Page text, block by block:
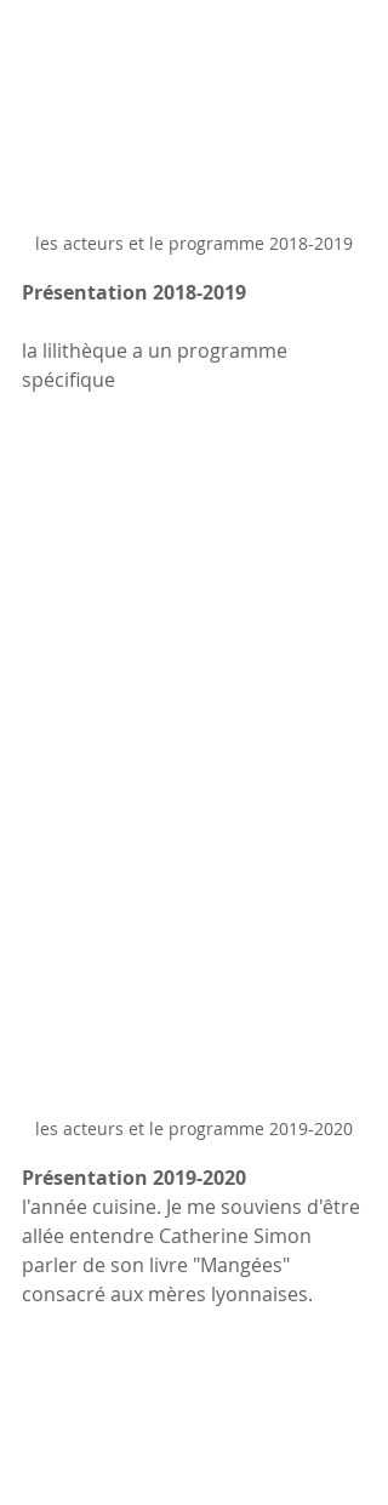
les acteurs et le programme 2018-2019
Présentation 2018-2019
la lilithèque a un programme
spécifique
les acteurs et le programme 2019-2020
Présentation 2019-2020
l'année cuisine. Je me souviens d'être
allée entendre Catherine Simon
parler de son livre "Mangées"
consacré aux mères lyonnaises.